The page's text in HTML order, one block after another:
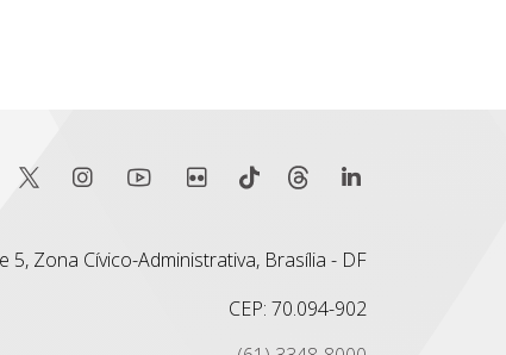
5, Zona Cívico-Administrativa, Brasília - DF
CEP: 70.094-902